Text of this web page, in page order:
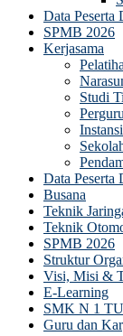
Data Peserta
SPMB 2026
Kerjasama
Studi
Data Peserta
Busana
Teknik
Teknik
SPMB 2026
Struktur
Visi, Misi &
E-Learning
SMK N 1
Guru dan